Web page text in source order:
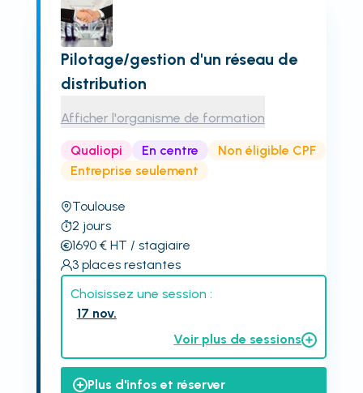
Pilotage/gestion d'un réseau de
distribution
Afficher l'organisme de formation
Qualiopi En centre
Non éligible CPF
Entreprise seulement
Toulouse
2 jours
1690€ HT / stagiaire
3 places restantes
Choisissez une session :
17 nov.
Voir plus de sessions
Plus d'infos et réserver